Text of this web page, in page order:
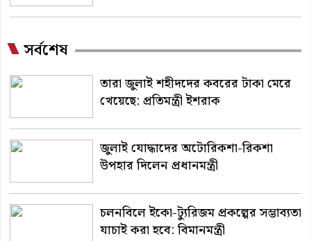
সর্বশেষ
তারা জুলাই শহীদদের কবরের টাকা মেরে
খেয়েছে: প্রতিমন্ত্রী ইশরাক
জুলাই যোদ্ধাদের অটোরিকশা-রিকশা
উপহার দিলেন প্রধানমন্ত্রী
চলনবিলে ইকো-ট্যুরিজম প্রকল্পের সম্ভাব্যতা
যাচাই করা হবে: বিমানমন্ত্রী